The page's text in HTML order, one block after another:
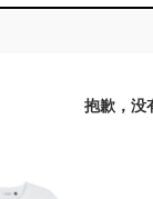
抱歉，没